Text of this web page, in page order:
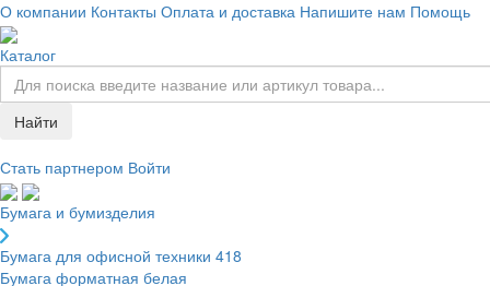
О компании Контакты Оплата и доставка Напишите нам Помощь
Каталог
Найти
Стать партнером Войти
Бумага и бумизделия
Бумага для офисной техники 418
Бумага форматная белая